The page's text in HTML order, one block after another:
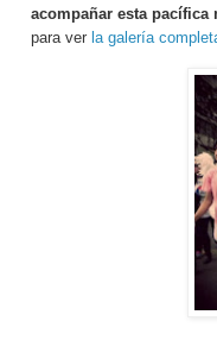
acompañar esta pacífica
para verla galería